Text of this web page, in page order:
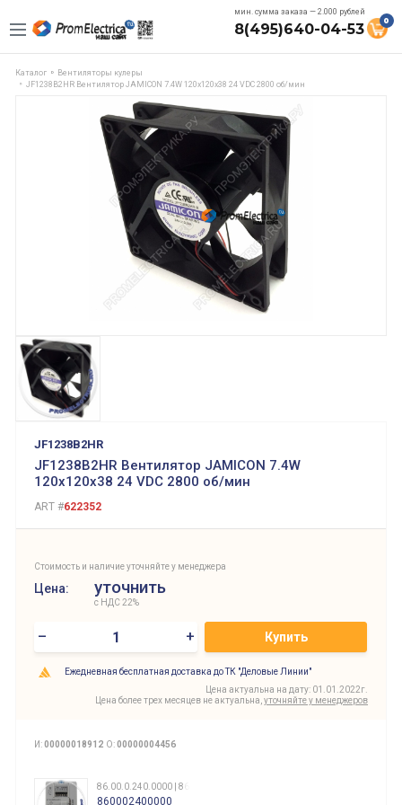
мин. сумма заказа — 2.000 рублей
8(495)640-04-53 0
Каталог
Вентиляторы кулеры
JF1238B2HR Вентилятор JAMICON 7.4W 120х120х38 24 VDC 2800 об/мин
JF1238B2HR
JF1238B2HR Вентилятор JAMICON 7.4W
120х120х38 24 VDC 2800 об/мин
ART #622352
Стоимость и наличие уточняйте у менеджера
Цена: уточнить
с НДС 22%
– + Купить
Ежедневная бесплатная доставка до ТК "Деловые Линии"
Цена актуальна на дату: 01.01.2022г.
Цена более трех месяцев не актуальна, уточняйте у менеджеров
И:00000018912 О:00000004456
86.00.0.240.0000 | 860002400000
860002400000